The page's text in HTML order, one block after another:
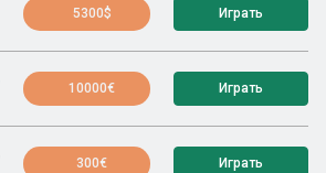
5300$ Играть
10000€ Играть
300€ Играть